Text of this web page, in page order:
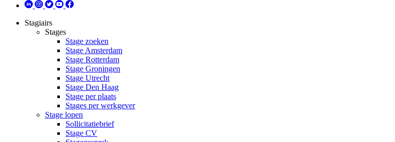
Stagiairs
Stages
Stage zoeken
Stage Amsterdam
Stage Rotterdam
Stage Groningen
Stage Utrecht
Stage Den Haag
Stage per plaats
Stages per werkgever
Stage lopen
Sollicitatiebrief
Stage CV